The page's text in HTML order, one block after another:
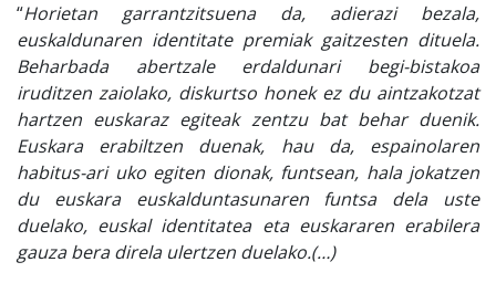
“Horietan garrantzitsuena da, adierazi bezala,
euskaldunaren identitate premiak gaitzesten dituela.
Beharbada abertzale erdaldunari begi-bistakoa
iruditzen zaiolako, diskurtso honek ez du aintzakotzat
hartzen euskaraz egiteak zentzu bat behar duenik.
Euskara erabiltzen duenak, hau da, espainolaren
habitus-ari uko egiten dionak, funtsean, hala jokatzen
du euskara euskalduntasunaren funtsa dela uste
duelako, euskal identitatea eta euskararen erabilera
gauza bera direla ulertzen duelako.(…)